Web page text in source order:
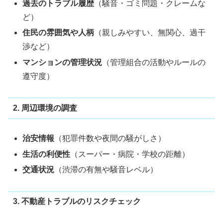
過去のトラブル履歴 （騒音・ゴミ問題・クレームな
ど）
住民の雰囲気や人柄 （親しみやすい、無関心、過干
渉など）
マンションの管理状況 （管理組合の活動やルールの
遵守度）
2. 周辺環境の調査
治安情報 （犯罪件数や夜間の騒がしさ）
生活の利便性 （スーパー・病院・学校の距離）
交通状況 （渋滞の有無や騒音レベル）
3. 不動産トラブルのリスクチェック